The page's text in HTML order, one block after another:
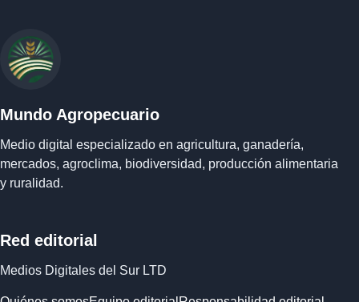
Mundo Agropecuario
Medio digital especializado en agricultura, ganadería,
mercados, agroclima, biodiversidad, producción alimentaria
y ruralidad.
Red editorial
Medios Digitales del Sur LTD